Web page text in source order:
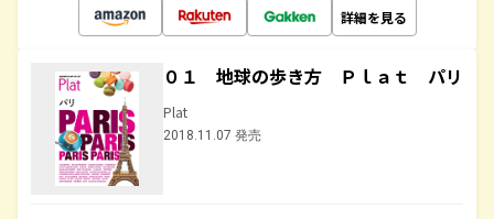
詳細を見る
０１ 地球の歩き方 Ｐｌａｔ パリ
Plat
2018.11.07 発売